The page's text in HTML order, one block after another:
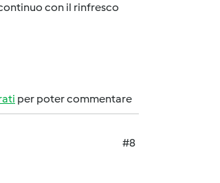
con il rinfresco
per poter commentare
#8